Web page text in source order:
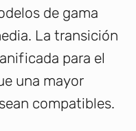
de gama
La transición
para el
una mayor
compatibles.